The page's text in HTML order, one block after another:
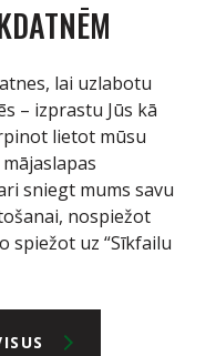
lai uzlabotu
– izprastu Jūs kā
lietot mūsu
sniegt mums savu
nospiežot
spiežot uz “Sīkfailu